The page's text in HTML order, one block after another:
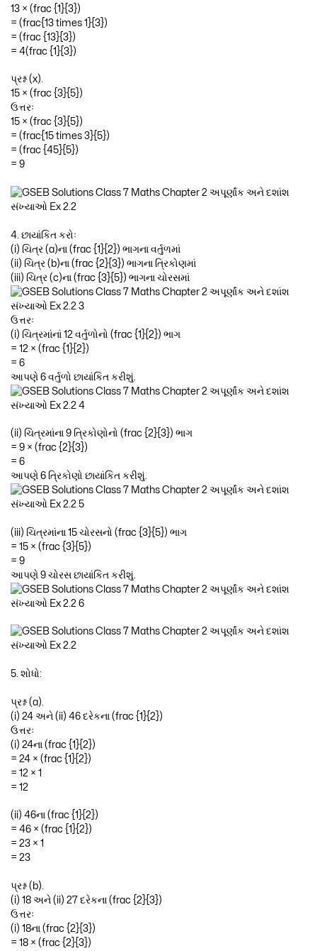
13 × (frac {1}{3})
= (frac{13 times 1}{3})
= (frac {13}{3})
= 4(frac {1}{3})
પ્રશ્ન (x).
15 × (frac {3}{5})
ઉત્તરઃ
15 × (frac {3}{5})
= (frac{15 times 3}{5})
= (frac {45}{5})
= 9
4. છાયાંકિત કરોઃ
(i) ચિત્ર (a)ના (frac {1}{2}) ભાગના વર્તુળમાં
(ii) ચિત્ર (b)ના (frac {2}{3}) ભાગના ત્રિકોણમાં
(iii) ચિત્ર (c)ના (frac {3}{5}) ભાગના ચોરસમાં
ઉત્તરઃ
(i) ચિત્રમાંનાં 12 વર્તુળોનો (frac {1}{2}) ભાગ
= 12 × (frac {1}{2})
= 6
આપણે 6 વર્તુળો છાયાંકિત કરીશું.
(ii) ચિત્રમાંના 9 ત્રિકોણોનો (frac {2}{3}) ભાગ
= 9 × (frac {2}{3})
= 6
આપણે 6 ત્રિકોણો છાયાંકિત કરીશું.
(iii) ચિત્રમાંના 15 ચોરસનો (frac {3}{5}) ભાગ
= 15 × (frac {3}{5})
= 9
આપણે 9 ચોરસ છાયાંકિત કરીશું.
5. શોધો:
પ્રશ્ન (a).
(i) 24 અને (ii) 46 દરેકના (frac {1}{2})
ઉત્તરઃ
(i) 24ના (frac {1}{2})
= 24 × (frac {1}{2})
= 12 × 1
= 12
(ii) 46ના (frac {1}{2})
= 46 × (frac {1}{2})
= 23 × 1
= 23
પ્રશ્ન (b).
(i) 18 અને (ii) 27 દરેકના (frac {2}{3})
ઉત્તરઃ
(i) 18ના (frac {2}{3})
= 18 × (frac {2}{3})